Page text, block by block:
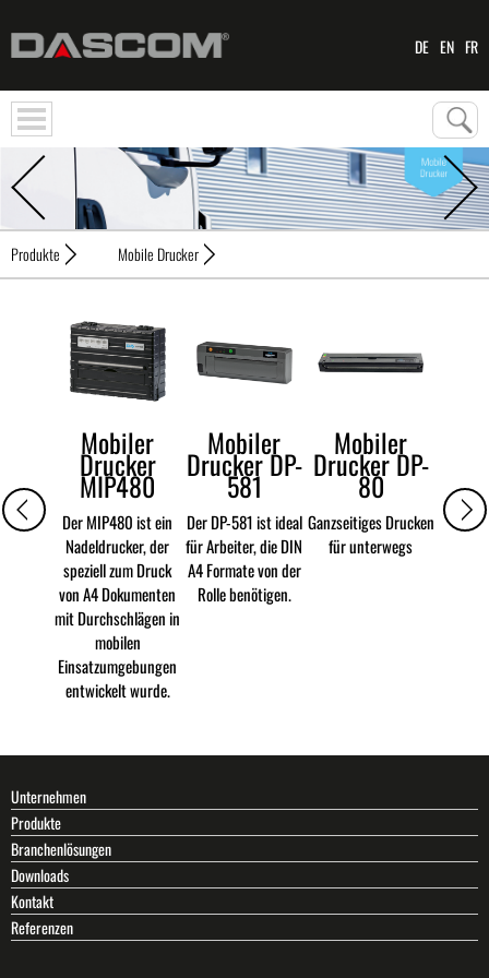
DE EN FR
Produkte Mobile Drucker
Mobiler
Drucker
MIP480
Der MIP480 ist ein
Nadeldrucker, der
speziell zum Druck
von A4 Dokumenten
mit Durchschlägen in
mobilen
Einsatzumgebungen
entwickelt wurde.
Mobiler
Drucker DP-
581
Der DP-581 ist ideal
für Arbeiter, die DIN
A4 Formate von der
Rolle benötigen.
Mobiler
Drucker DP-
80
Ganzseitiges Drucken
für unterwegs
Unternehmen
Produkte
Branchenlösungen
Downloads
Kontakt
Referenzen